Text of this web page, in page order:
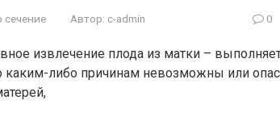
сечение Автор: c-admin 0
извлечение плода из матки –
каким-либо причинам невозможны или